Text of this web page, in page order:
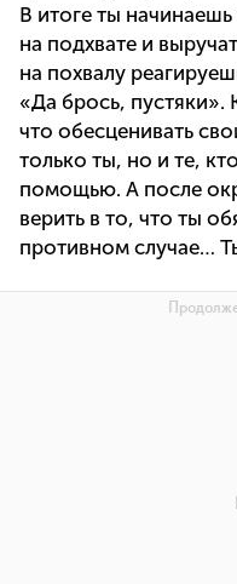
В итоге ты
на подхвате и
на похвалу
«Да брось, пустяки».
что обесценивать
только ты, но и те,
помощью. А после
верить в то, что ты
противном случае…